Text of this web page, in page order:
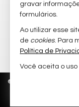
imóveis
mapa
©
gravar
formulários.
Ao utilizar esse
de cookies. Para
Política de
Você aceita o uso